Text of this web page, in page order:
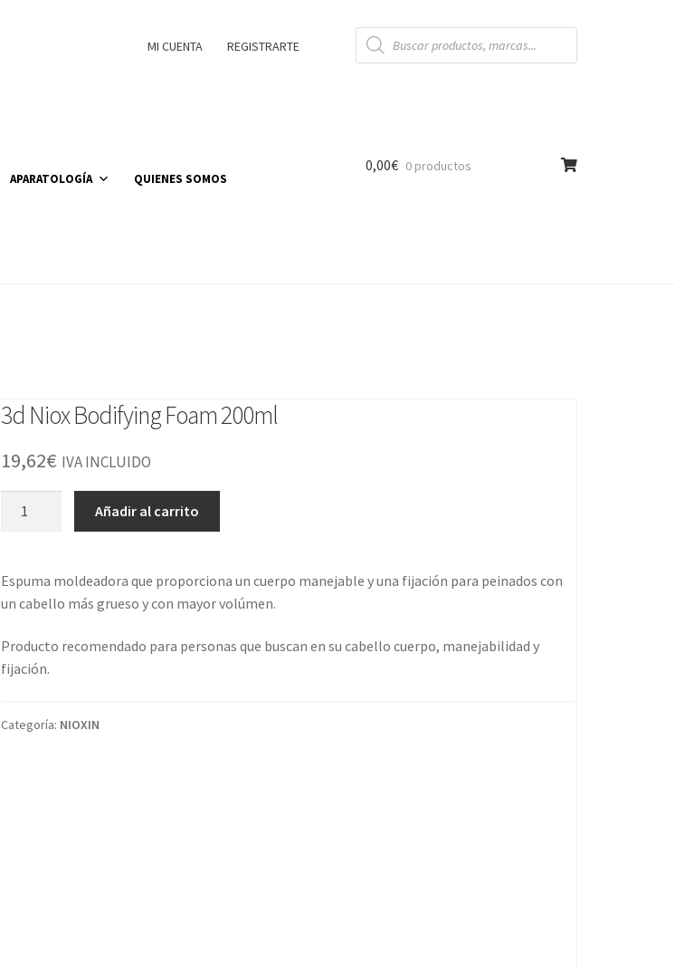
MI CUENTA REGISTRARTE
Búsqueda
de
productos
APARATOLOGÍA QUIENES SOMOS
0,00€ 0 productos
3d Niox Bodifying Foam 200ml
19,62€ IVA INCLUIDO
200ml
cantidad
Añadir al carrito
Espuma moldeadora que proporciona un cuerpo manejable y una fijación para peinados con
un cabello más grueso y con mayor volúmen.
Producto recomendado para personas que buscan en su cabello cuerpo, manejabilidad y
fijación.
Categoría: NIOXIN